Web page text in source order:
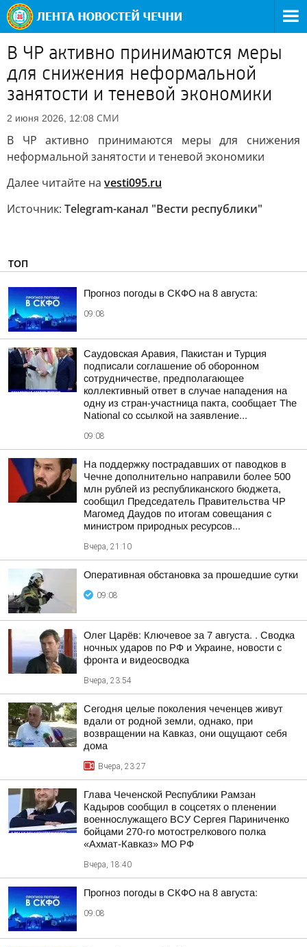
В ЧР активно принимаются меры
для снижения неформальной
занятости и теневой экономики
2 июня 2026, 12:08 СМИ
В ЧР активно принимаются меры для снижения
неформальной занятости и теневой экономики
Далее читайте на vesti095.ru
Источник: Telegram-канал "Вести республики"
ТОП
Прогноз погоды в СКФО на 8 августа:
09:08
Саудовская Аравия, Пакистан и Турция
подписали соглашение об оборонном
сотрудничестве, предполагающее
коллективный ответ в случае нападения на
одну из стран-участница пакта, сообщает The
National со ссылкой на заявление...
09:08
На поддержку пострадавших от паводков в
Чечне дополнительно направили более 500
млн рублей из республиканского бюджета,
сообщил Председатель Правительства ЧР
Магомед Даудов по итогам совещания с
министром природных ресурсов...
Вчера, 21:10
Оперативная обстановка за прошедшие сутки
09:08
Олег Царёв: Ключевое за 7 августа. . Сводка
ночных ударов по РФ и Украине, новости с
фронта и видеосводка
Вчера, 23:54
Сегодня целые поколения чеченцев живут
вдали от родной земли, однако, при
возвращении на Кавказ, они ощущают себя
дома
Вчера, 23:27
Глава Чеченской Республики Рамзан
Кадыров сообщил в соцсетях о пленении
военнослужащего ВСУ Сергея Париниченко
бойцами 270-го мотострелкового полка
«Ахмат-Кавказ» МО РФ
Вчера, 18:40
Прогноз погоды в СКФО на 8 августа:
09:08